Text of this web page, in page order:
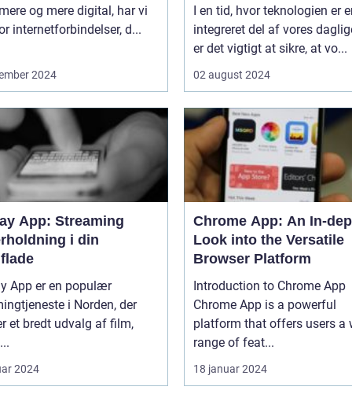
og mere digital, har vi
internetforbindelser, d...
2024
I en tid, hvor teknologien er
integreret del af vores
er det vigtigt at sikre, at vo...
02 august 2024
App: Streaming
i din
App er en populær
i Norden, der
et bredt udvalg af film,
2024
Chrome App: An In-
Look into the Versatile
Browser Platform
Introduction to Chrome App
Chrome App is a powerful
platform that offers users a
range of feat...
18 januar 2024